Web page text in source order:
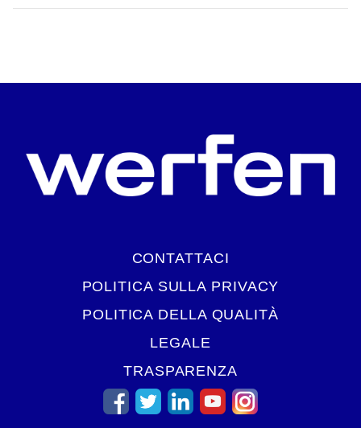
CONTATTACI
POLITICA SULLA PRIVACY
POLITICA DELLA QUALITÀ
LEGALE
TRASPARENZA